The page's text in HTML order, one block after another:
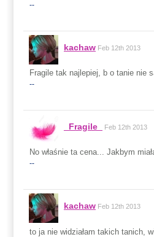
--
kachaw Feb 12th 2013
Fragile tak najlepiej, b o tanie nie
--
_Fragile_ Feb 12th 2013
No właśnie ta cena... Jakbym
--
kachaw Feb 12th 2013
to ja nie widziałam takich tanich,